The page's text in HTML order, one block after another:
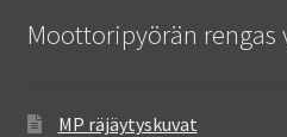
Moottoripyörän
MP räjäytyskuvat